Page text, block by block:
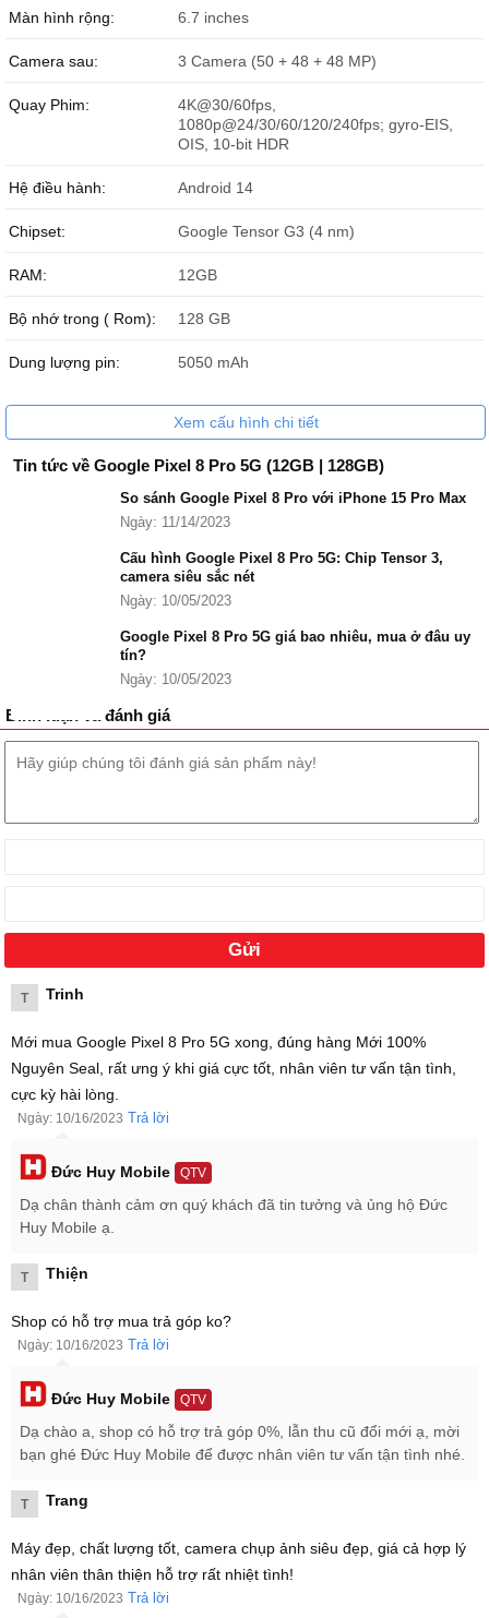
Google Pixel 8 Pro giá bao nhiêu?
Mobile cho phiên bản 128GB. Ngoài ra shop còn có các phiên bản
Bảng giá Google Pixel 8 Pro mới nhất 2024
Google Pixel 8 Pro 5G 128GB
Google Pixel 8 Pro 5G 256GB
Google Pixel 8 Pro là Mới 100% Nguyên Seal giá tốt tại Đức Huy
Mobile
Google Pixel 8 Pro có mấy màu?
chính thức có 3 màu là: Licorice (Đen), Porcelain (Màu Sứ) và Sky
Địa chỉ mua Google Pixel 8 Pro
Bạn đang tìm địa chỉ mua Google Pixel 8 Pro thì mẫu
smartphone Pixel 8 Pro được bán tại Đức Huy Mobile là máy mới
100% nguyên seal cực xịn, cam kết giá cực tốt, bảo hành 12 tháng
mới lên đời không bù tiền cực kỳ tiết kiệm.
Màn hình rộng: 6.7 inches
Camera sau: 3 Camera (50 + 48 + 48 MP)
Quay Phim:
4K@30/60fps,
1080p@24/30/60/120/240fps; gyro-EIS,
OIS, 10-bit HDR
Hệ điều hành: Android 14
Chipset: Google Tensor G3 (4 nm)
RAM: 12GB
Bộ nhớ trong ( Rom): 128 GB
Dung lượng pin: 5050 mAh
Xem cấu hình chi tiết
Tin tức về Google Pixel 8 Pro 5G (12GB | 128GB)
So sánh Google Pixel 8 Pro với iPhone 15 Pro Max
Ngày: 11/14/2023
Cấu hình Google Pixel 8 Pro 5G: Chip Tensor 3,
camera siêu sắc nét
Ngày: 10/05/2023
Google Pixel 8 Pro 5G giá bao nhiêu, mua ở đâu uy
tín?
Ngày: 10/05/2023
Bình luận và đánh giá
T Trinh
Mới mua Google Pixel 8 Pro 5G xong, đúng hàng Mới 100%
Nguyên Seal, rất ưng ý khi giá cực tốt, nhân viên tư vấn tận tình,
cực kỳ hài lòng.
Ngày: 10/16/2023 Trả lời
Đức Huy Mobile QTV
Dạ chân thành cảm ơn quý khách đã tin tưởng và ủng hộ Đức
Huy Mobile ạ.
T Thiện
Shop có hỗ trợ mua trả góp ko?
Ngày: 10/16/2023 Trả lời
Đức Huy Mobile QTV
Dạ chào a, shop có hỗ trợ trả góp 0%, lẫn thu cũ đổi mới ạ, mời
bạn ghé Đức Huy Mobile để được nhân viên tư vấn tận tình nhé.
T Trang
Máy đẹp, chất lượng tốt, camera chụp ảnh siêu đẹp, giá cả hợp lý
nhân viên thân thiện hỗ trợ rất nhiệt tình!
Ngày: 10/16/2023 Trả lời